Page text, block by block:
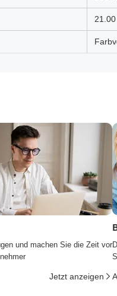
21.00
und machen Sie die Zeit vor
Jetzt anzeigen